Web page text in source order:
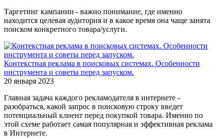
Таргетинг кампании - важно понимание, где именно
находится целевая аудитория и в какое время она чаще занята
поиском конкретного товара/услуги.
Контекстная реклама в поисковых системах. Особенности
инструмента и советы перед запуском.
20 января 2023
Главная задача каждого рекламодателя в интернете -
разобраться, какой запрос в поисковую строку введет
потенциальный клиент перед покупкой товара. Именно по
этой схеме работает самая популярная и эффективная реклама
в Интернете.